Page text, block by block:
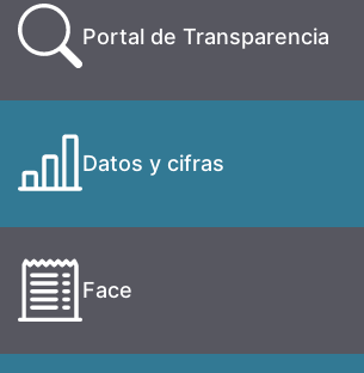
Portal de Transparencia
Datos y cifras
Face